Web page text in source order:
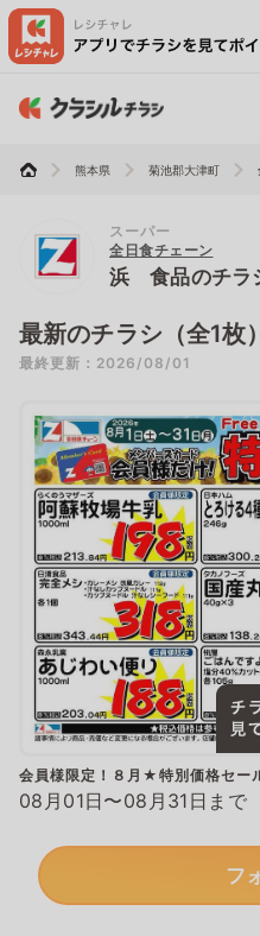
熊本県 菊池郡大津町
スーパー
全日食チェーン
浜 食品のチラ
最新のチラシ（全1枚）
最終更新：2026/08/01
会員様限定！８月★特別価格セー
08月01日〜08月31日まで
フ